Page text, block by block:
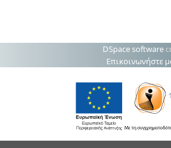
DSpace software
Επικοινωνήστε